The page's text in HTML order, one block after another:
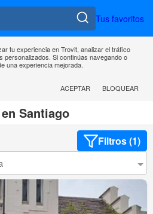
Tus favoritos
tu experiencia en Trovit, analizar el tráfico
personalizados. Si continúas navegando o
una experiencia mejorada.
ACEPTAR
BLOQUEAR
Santiago
Filtros (1)